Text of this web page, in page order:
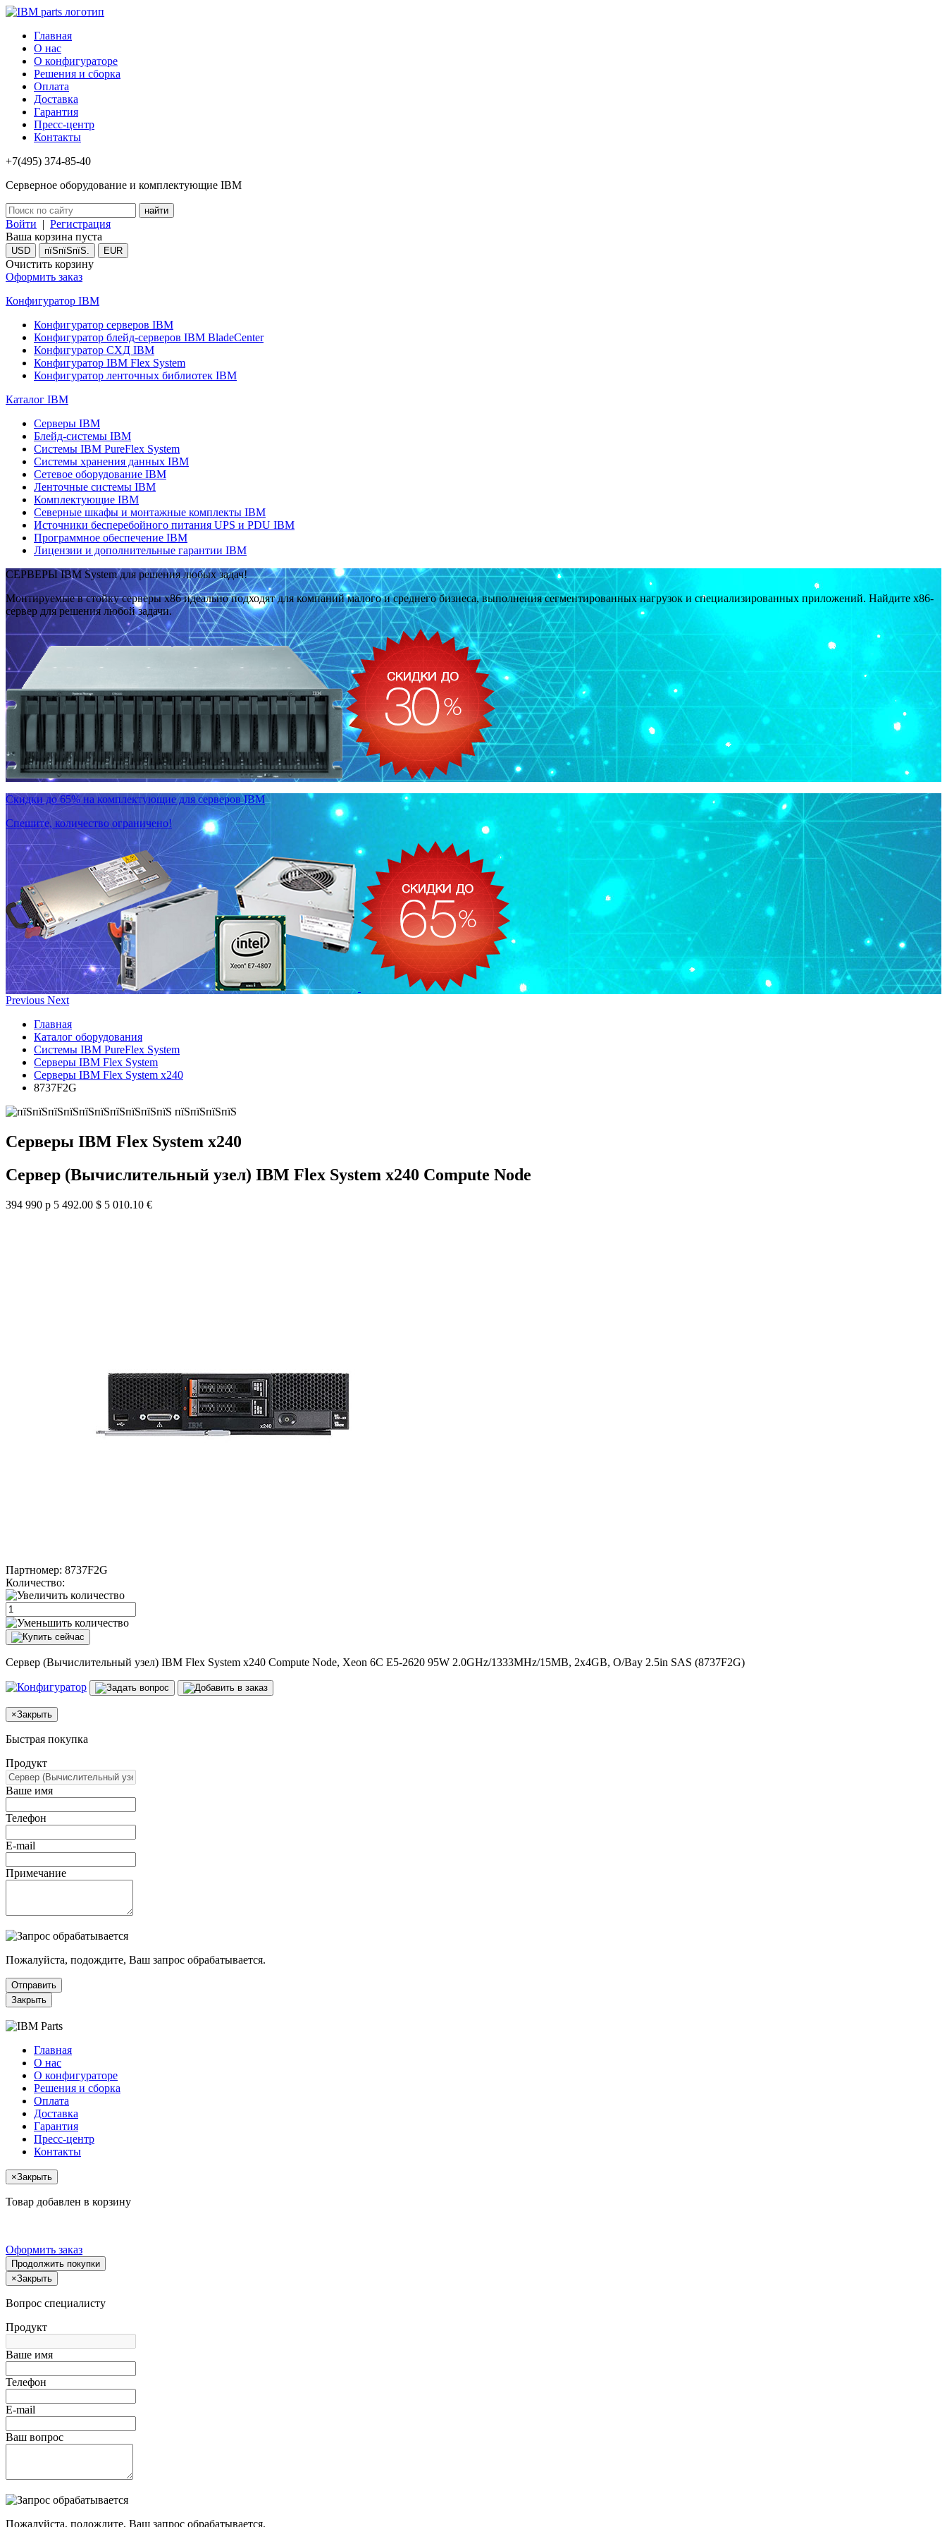
Главная
О нас
О конфигураторе
Решения и сборка
Оплата
Доставка
Гарантия
Пресс-центр
Контакты
+7(495) 374-85-40
Серверное оборудование и комплектующие IBM
Войти | Регистрация
Ваша корзина пуста
USD пїЅпїЅпїЅ. EUR
Очистить корзину
Оформить заказ
Конфигуратор IBM
Конфигуратор серверов IBM
Конфигуратор блейд-серверов IBM BladeCenter
Конфигуратор СХД IBM
Конфигуратор IBM Flex System
Конфигуратор ленточных библиотек IBM
Каталог IBM
Серверы IBM
Блейд-системы IBM
Системы IBM PureFlex System
Системы хранения данных IBM
Сетевое оборудование IBM
Ленточные системы IBM
Комплектующие IBM
Северные шкафы и монтажные комплекты IBM
Источники бесперебойного питания UPS и PDU IBM
Программное обеспечение IBM
Лицензии и дополнительные гарантии IBM
СЕРВЕРЫ IBM System для решения любых задач!
Монтируемые в стойку серверы x86 идеально подходят для компаний малого и среднего бизнеса, выполнения сегментированных нагрузок и специализированных приложений. Найдите x86-
сервер для решения любой задачи.
Скидки до 65% на комплектующие для серверов IBM
Спешите, количество ограничено!
Previous Next
Главная
Каталог оборудования
Системы IBM PureFlex System
Серверы IBM Flex System
Серверы IBM Flex System x240
8737F2G
Серверы IBM Flex System x240
Сервер (Вычислительный узел) IBM Flex System x240 Compute Node
394 990 р 5 492.00 $ 5 010.10 €
Партномер: 8737F2G
Количество:
Сервер (Вычислительный узел) IBM Flex System x240 Compute Node, Xeon 6C E5-2620 95W 2.0GHz/1333MHz/15MB, 2x4GB, O/Bay 2.5in SAS (8737F2G)
×Закрыть
Быстрая покупка
Продукт
Ваше имя
Телефон
E-mail
Примечание
Пожалуйста, подождите, Ваш запрос обрабатывается.
Отправить
Закрыть
Главная
О нас
О конфигураторе
Решения и сборка
Оплата
Доставка
Гарантия
Пресс-центр
Контакты
×Закрыть
Товар добавлен в корзину
Оформить заказ
Продолжить покупки
×Закрыть
Вопрос специалисту
Продукт
Ваше имя
Телефон
E-mail
Ваш вопрос
Пожалуйста, подождите, Ваш запрос обрабатывается.